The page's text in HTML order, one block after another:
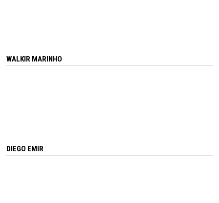
WALKIR MARINHO
DIEGO EMIR